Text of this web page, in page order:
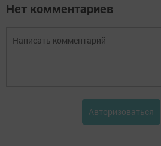
Нет комментариев
Авторизоваться